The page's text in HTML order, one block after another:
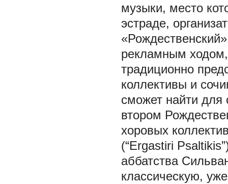
музыки, место
эстраде,
рекламным
традиционно
коллективы и
сможет найти для
втором
хоровых
(“Ergastiri
аббатства
классическую,